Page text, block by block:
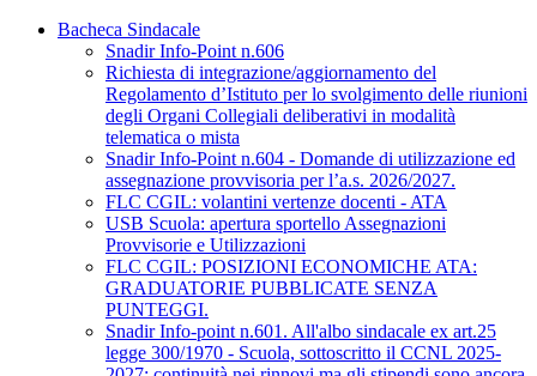
Bacheca Sindacale
Snadir Info-Point n.606
Richiesta di integrazione/aggiornamento del
Regolamento d’Istituto per lo svolgimento delle riunioni
degli Organi Collegiali deliberativi in modalità
telematica o mista
Snadir Info-Point n.604 - Domande di utilizzazione ed
assegnazione provvisoria per l’a.s. 2026/2027.
FLC CGIL: volantini vertenze docenti - ATA
USB Scuola: apertura sportello Assegnazioni
Provvisorie e Utilizzazioni
FLC CGIL: POSIZIONI ECONOMICHE ATA:
GRADUATORIE PUBBLICATE SENZA
PUNTEGGI.
Snadir Info-point n.601. All'albo sindacale ex art.25
legge 300/1970 - Scuola, sottoscritto il CCNL 2025-